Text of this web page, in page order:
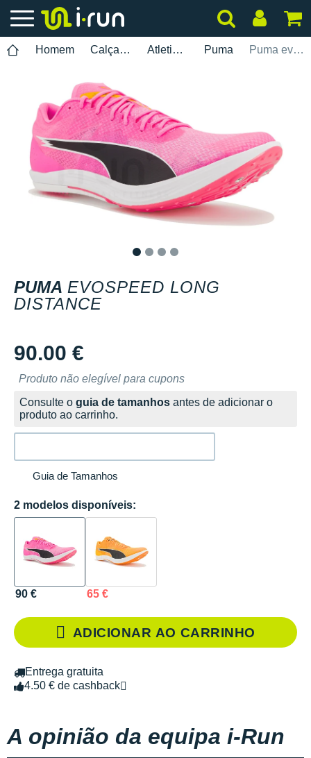
Homem Calçados Atletismo Puma Puma evoSPEED Long Distance
PUMA EVOSPEED LONG
DISTANCE
90.00 €
Produto não elegível para cupons
Consulte o guia de tamanhos antes de adicionar o
produto ao carrinho.
Guia de Tamanhos
2 modelos disponíveis:
90 € 65 €
ADICIONAR AO CARRINHO
Entrega gratuita
4.50 € de cashback
A opinião da equipa i-Run